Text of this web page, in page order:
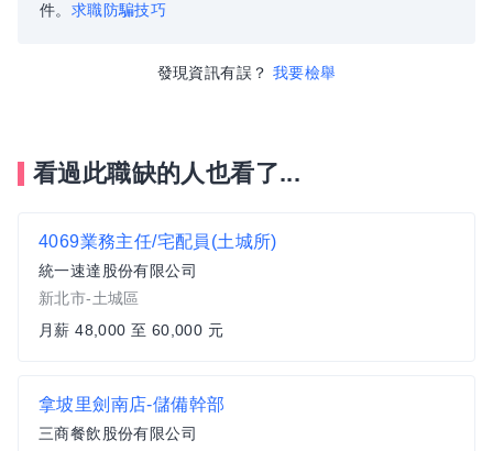
件。 求職防騙技巧
發現資訊有誤？ 我要檢舉
看過此職缺的人也看了...
4069業務主任/宅配員(土城所)
統一速達股份有限公司
新北市-土城區
月薪 48,000 至 60,000 元
拿坡里劍南店-儲備幹部
三商餐飲股份有限公司